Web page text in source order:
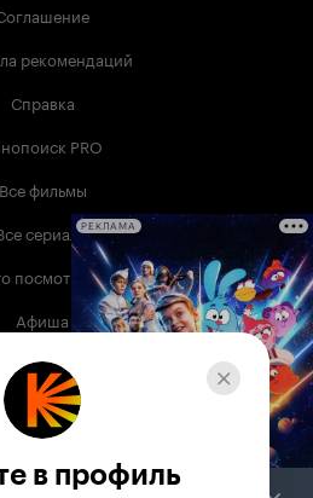
рекомендаций
Справка
PRO
Все фильмы
сериалы
посмотреть
Афиша
Музыка
поддержки
РЕКЛАМА
в профиль